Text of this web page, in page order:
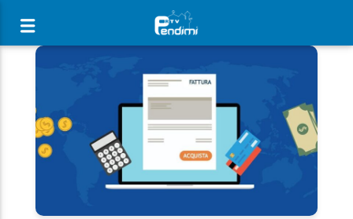
[There are no radio stations in the database]